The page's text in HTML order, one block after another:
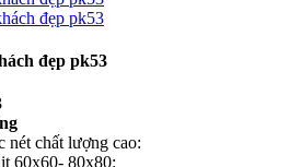
đẹp pk53
nét chất lượng cao:
60x60- 80x80: